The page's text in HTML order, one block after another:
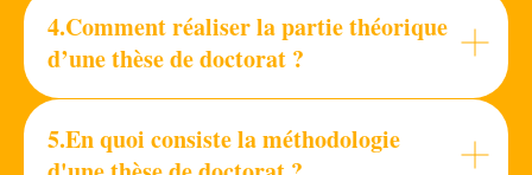
4.Comment réaliser la partie théorique
d’une thèse de doctorat ?
5.En quoi consiste la méthodologie